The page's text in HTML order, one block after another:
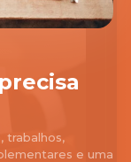
trabalhos,
e uma